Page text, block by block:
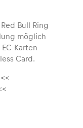
Bull Ring
möglich
Karten
Card.
<<